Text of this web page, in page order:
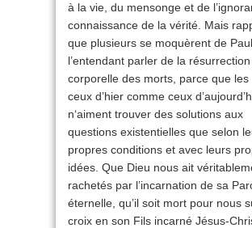
à la vie, du mensonge et de
connaissance de la vérité. Mais
que plusieurs se moquèrent de
l’entendant parler de la résurrection
corporelle des morts, parce que les
ceux d’hier comme ceux
n‘aiment trouver des solutions aux
questions existentielles que selon
propres conditions et avec leurs
idées. Que Dieu nous ait
rachetés par l’incarnation de sa
éternelle, qu’il soit mort pour nous
croix en son Fils incarné Jésus-